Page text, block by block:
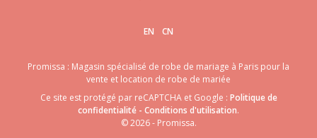
EN CN
Promissa : Magasin spécialisé de robe de mariage à Paris pour la
vente et location de robe de mariée
Ce site est protégé par reCAPTCHA et Google : Politique de
confidentialité - Conditions d'utilisation.
© 2026 - Promissa.